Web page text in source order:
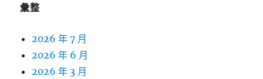
彙整
2026 年 7 月
2026 年 6 月
2026 年 3 月